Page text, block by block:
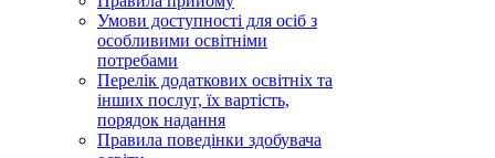
Умови доступності для осіб з
особливими освітніми
потребами
Перелік додаткових освітніх та
інших послуг, їх вартість,
порядок надання
Правила поведінки здобувача